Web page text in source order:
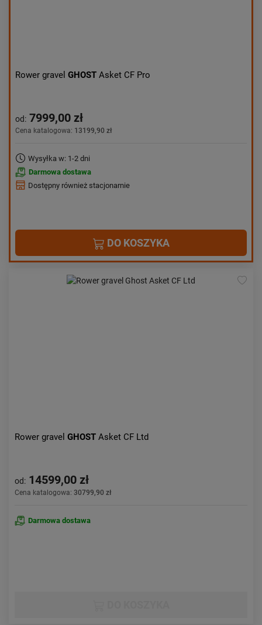
Rower gravel GHOST Asket CF Pro
od: 7999,00 zł
Cena katalogowa: 13199,90 zł
Wysyłka w: 1-2 dni
Darmowa dostawa
Dostępny również stacjonarnie
DO KOSZYKA
Rower gravel GHOST Asket CF Ltd
od: 14599,00 zł
Cena katalogowa: 30799,90 zł
Darmowa dostawa